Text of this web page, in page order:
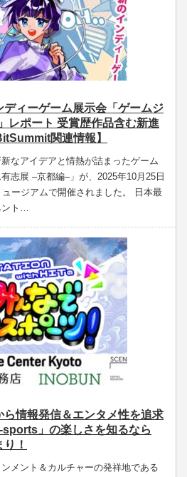
ィーゲーム展示会「ゲームジ
レポート 受賞歴作品含む新進
関連情報】
なアイデアと情熱が詰まったゲーム
志展 –京都編–」が、2025年10月25日
ージアムで開催されました。 日本最
ント…
ら情報発信＆エンタメ性を追求
sports」の楽しさを知るなら
！
メント＆カルチャーの発祥地である